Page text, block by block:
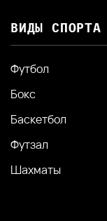
ВИДЫ СПОРТА
Футбол
Бокс
Баскетбол
Футзал
Шахматы